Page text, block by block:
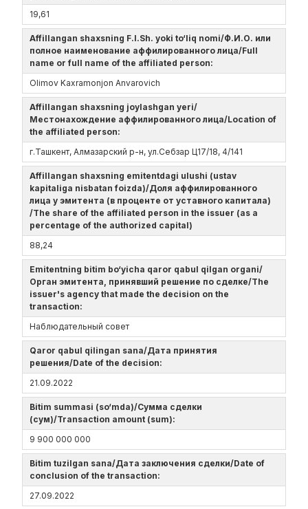
19,61
Affillangan shaxsning F.I.Sh. yoki to‘liq nomi/Ф.И.О. или
полное наименование аффилированного лица/Full
name or full name of the affiliated person:
Olimov Kaxramonjon Anvarovich
Affillangan shaxsning joylashgan yeri/
Местонахождение аффилированного лица/Location of
the affiliated person:
г.Ташкент, Алмазарский р-н, ул.Себзар Ц17/18, 4/141
Affillangan shaxsning emitentdagi ulushi (ustav
kapitaliga nisbatan foizda)/Доля аффилированного
лица у эмитента (в проценте от уставного капитала)
/The share of the affiliated person in the issuer (as a
percentage of the authorized capital)
88,24
Emitentning bitim bo‘yicha qaror qabul qilgan organi/
Орган эмитента, принявший решение по сделке/The
issuer's agency that made the decision on the
transaction:
Наблюдательный совет
Qaror qabul qilingan sana/Дата принятия
решения/Date of the decision:
21.09.2022
Bitim summasi (so‘mda)/Сумма сделки
(сум)/Transaction amount (sum):
9 900 000 000
Bitim tuzilgan sana/Дата заключения сделки/Date of
conclusion of the transaction:
27.09.2022